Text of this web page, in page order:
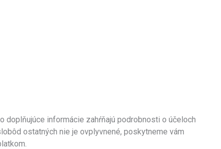
informácie zahŕňajú podrobnosti o účeloch
ostatných nie je ovplyvnené, poskytneme vám